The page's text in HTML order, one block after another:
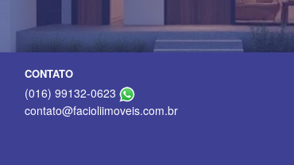
CONTATO
(016) 99132-0623
contato@facioliimoveis.com.br